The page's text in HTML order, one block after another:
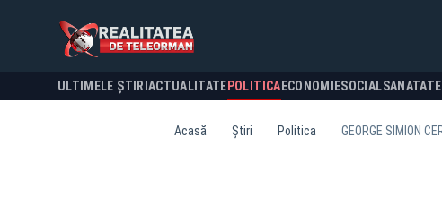
ULTIMELE ȘTIRI ACTUALITATE POLITICA ECONOMIESOCIALSANATATE
Acasă Știri Politica GEORGE SIMION